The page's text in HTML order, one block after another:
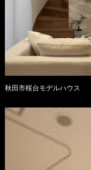
秋田市桜台モデルハウス